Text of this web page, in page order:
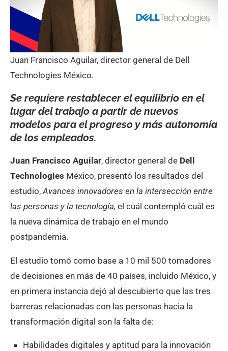
Juan Francisco Aguilar, director general de Dell
Technologies México.
Se requiere restablecer el equilibrio en el
lugar del trabajo a partir de nuevos
modelos para el progreso y más autonomía
de los empleados.
Juan Francisco Aguilar, director general de Dell
Technologies México, presentó los resultados del
estudio,Avances innovadores en la intersección entre
las personas y la tecnología, el cuál contempló cuál es
la nueva dinámica de trabajo en el mundo
postpandemia.
El estudio tomó como base a 10 mil 500 tomadores
de decisiones en más de 40 países, incluido México, y
en primera instancia dejó al descubierto que las tres
barreras relacionadas con las personas hacia la
transformación digital son la falta de:
Habilidades digitales y aptitud para la innovación